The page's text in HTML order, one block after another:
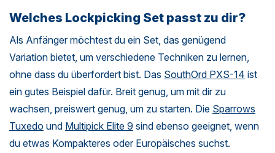
Welches Lockpicking Set passt zu dir?
Als Anfänger möchtest du ein Set, das genügend
Variation bietet, um verschiedene Techniken zu lernen,
ohne dass du überfordert bist. Das SouthOrd PXS-14 ist
ein gutes Beispiel dafür. Breit genug, um mit dir zu
wachsen, preiswert genug, um zu starten. Die Sparrows
Tuxedo und Multipick Elite 9 sind ebenso geeignet, wenn
du etwas Kompakteres oder Europäisches suchst.